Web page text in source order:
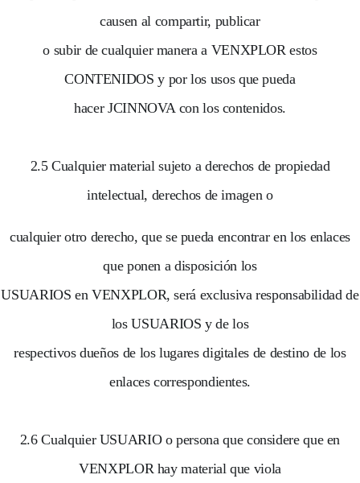
causen al compartir, publicar
o subir de cualquier manera a VENXPLOR estos
CONTENIDOS y por los usos que pueda
hacer JCINNOVA con los contenidos.
2.5 Cualquier material sujeto a derechos de propiedad
intelectual, derechos de imagen o
cualquier otro derecho, que se pueda encontrar en los enlaces
que ponen a disposición los
USUARIOS en VENXPLOR, será exclusiva responsabilidad de
los USUARIOS y de los
respectivos dueños de los lugares digitales de destino de los
enlaces correspondientes.
2.6 Cualquier USUARIO o persona que considere que en
VENXPLOR hay material que viola